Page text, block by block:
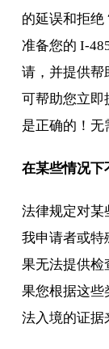
的延误和拒绝
准备您的 I-
请，并提供帮
可帮助您立即
是正确的！无
在某些情况下
法律规定对某
我申请者或特
果无法提供检
果您根据这些
法入境的证据